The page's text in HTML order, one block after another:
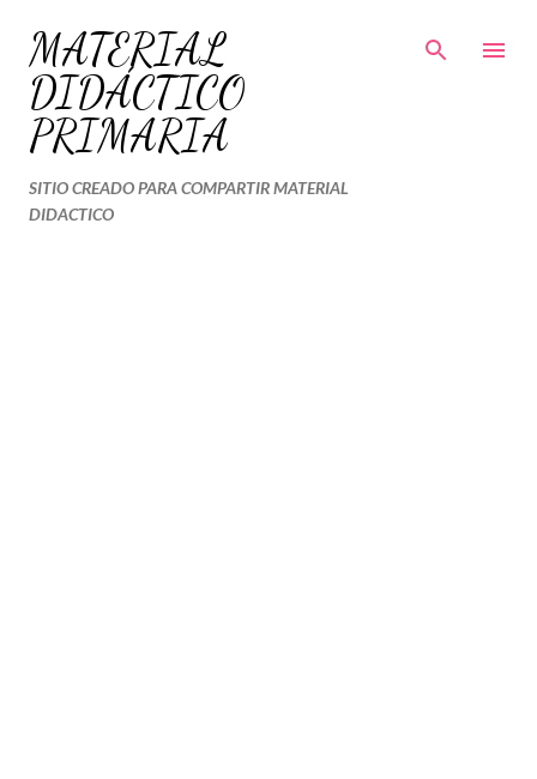
Ir al contenido principal
MATERIAL
DIDÁCTICO
PRIMARIA
SITIO CREADO PARA COMPARTIR MATERIAL
DIDACTICO